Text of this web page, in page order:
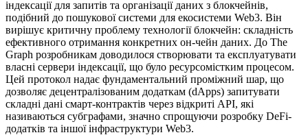
індексації для запитів та організації даних з блокчейнів,
подібний до пошукової системи для екосистеми Web3. Він
вирішує критичну проблему технології блокчейн: складність
ефективного отримання конкретних он-чейн даних. До The
Graph розробникам доводилося створювати та експлуатувати
власні сервери індексації, що було ресурсомістким процесом.
Цей протокол надає фундаментальний проміжний шар, що
дозволяє децентралізованим додаткам (dApps) запитувати
складні дані смарт-контрактів через відкриті API, які
називаються субграфами, значно спрощуючи розробку DeFi-
додатків та іншої інфраструктури Web3.